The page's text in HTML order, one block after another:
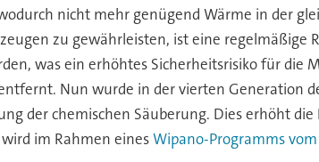
nicht mehr genügend Wärme in der
zu gewährleisten, ist eine
was ein erhöhtes Sicherheitsrisiko für die
Nun wurde in der vierten Generation
der chemischen Säuberung. Dies erhöht
im Rahmen einesWipano-Programms